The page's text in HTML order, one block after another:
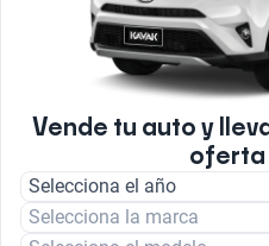
Vende tu auto y
oferta
Selecciona el año
Selecciona la marca